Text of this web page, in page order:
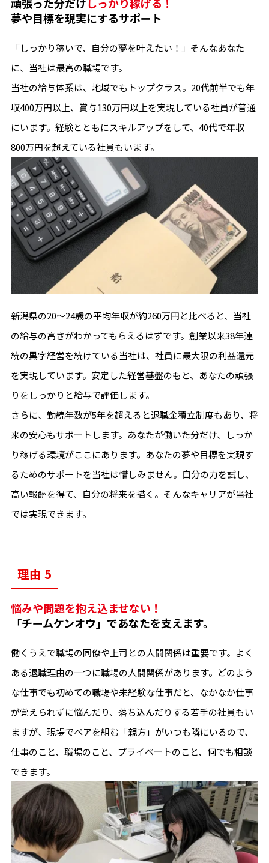
頑張った分だけしっかり稼げる！
夢や目標を現実にするサポート
「しっかり稼いで、自分の夢を叶えたい！」そんなあなた
に、当社は最高の職場です。
当社の給与体系は、地域でもトップクラス。20代前半でも年
収400万円以上、賞与130万円以上を実現している社員が普通
にいます。経験とともにスキルアップをして、40代で年収
800万円を超えている社員もいます。
新潟県の20〜24歳の平均年収が約260万円と比べると、当社
の給与の高さがわかってもらえるはずです。創業以来38年連
続の黒字経営を続けている当社は、社員に最大限の利益還元
を実現しています。安定した経営基盤のもと、あなたの頑張
りをしっかりと給与で評価します。
さらに、勤続年数が5年を超えると退職金積立制度もあり、将
来の安心もサポートします。あなたが働いた分だけ、しっか
り稼げる環境がここにあります。あなたの夢や目標を実現す
るためのサポートを当社は惜しみません。自分の力を試し、
高い報酬を得て、自分の将来を描く。そんなキャリアが当社
では実現できます。
理由 5
悩みや問題を抱え込ませない！
「チームケンオウ」であなたを支えます。
働くうえで職場の同僚や上司との人間関係は重要です。よく
ある退職理由の一つに職場の人間関係があります。どのよう
な仕事でも初めての職場や未経験な仕事だと、なかなか仕事
が覚えられずに悩んだり、落ち込んだりする若手の社員もい
ますが、現場でペアを組む「親方」がいつも隣にいるので、
仕事のこと、職場のこと、プライベートのこと、何でも相談
できます。